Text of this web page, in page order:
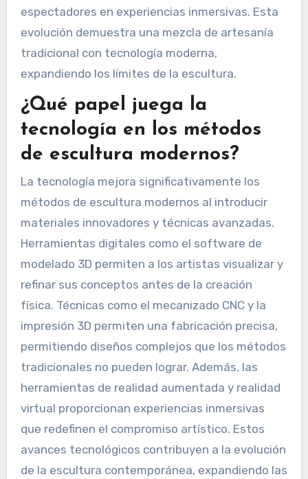
cambiado hacia la incorporación de tecnología,
incluyendo la impresión 3D y la realidad
aumentada, que permiten nuevas formas de
expresión. Movimientos como el arte de
problemas contemporáneos, involucrando a los
espectadores en experiencias inmersivas. Esta
evolución demuestra una mezcla de artesanía
¿Qué papel juega la
tecnología en los métodos
de escultura modernos?
La tecnología mejora significativamente los
métodos de escultura modernos al introducir
materiales innovadores y técnicas avanzadas.
Herramientas digitales como el software de
modelado 3D permiten a los artistas visualizar y
refinar sus conceptos antes de la creación
física. Técnicas como el mecanizado CNC y la
impresión 3D permiten una fabricación precisa,
permitiendo diseños complejos que los métodos